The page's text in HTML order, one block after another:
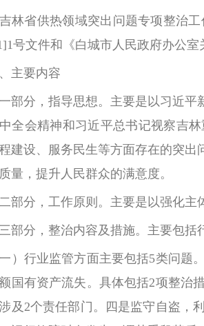
吉林省供热领域突出问题专项整治
号文件和《白城市人民政府办公
主要内容
部分，指导思想。 主要是以习近平
全会精神和习近平总书记视察吉
建设、服务民生等方面存在的突
量，提升人民群众的满意度。
部分，工作原则。 主要是以强化主
部分，整治内容及措施。 主要包括
） 行业监管方面主要包括5类问题
国有资产流失。具体包括2项整治
及2个责任部门。四是监守自盗，